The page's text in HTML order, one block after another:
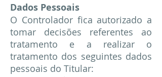
Dados Pessoais
O Controlador fica autorizado a
tomar decisões referentes ao
tratamento e a realizar o
tratamento dos seguintes dados
pessoais do Titular: